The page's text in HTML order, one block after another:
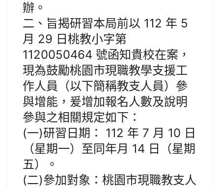
辦。
二、旨揭研習本局前以 112 年 5
月 29 日桃教小字第
1120050464 號函知貴校在案，
現為鼓勵桃園市現職教學支援工
作人員（以下簡稱教支人員）參
與增能，爰增加報名人數及說明
參與之相關規定如下：
(一)研習日期： 112 年 7 月 10 日
（星期一）至同年月 14 日（星期
五）。
(二)參加對象：桃園市現職教支人